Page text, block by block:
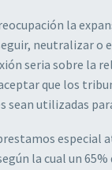
la
neutralizar o
seria sobre la
que los
sean utilizadas
especial
la cual un